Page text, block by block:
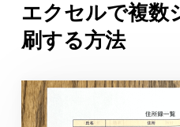
エクセルで複数
刷する方法